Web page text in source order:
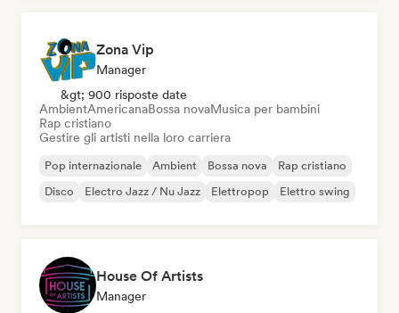
Zona Vip
Manager
&gt; 900 risposte date
AmbientAmericanaBossa novaMusica per bambini
Rap cristiano
Gestire gli artisti nella loro carriera
Pop internazionale Ambient Bossa nova
Rap cristiano
Disco
Electro Jazz / Nu Jazz Elettropop Elettro swing
House Of Artists
Manager